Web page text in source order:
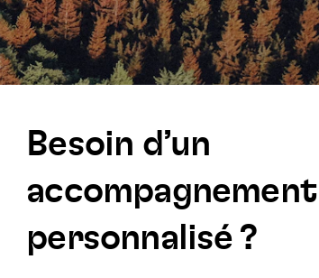
Besoin d’un
accompagnement
personnalisé ?